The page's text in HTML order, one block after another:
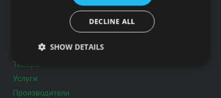
Подпишитесь на новости
Ссылки
Товары
Услуги
Производители
DECLINE ALL
SHOW DETAILS